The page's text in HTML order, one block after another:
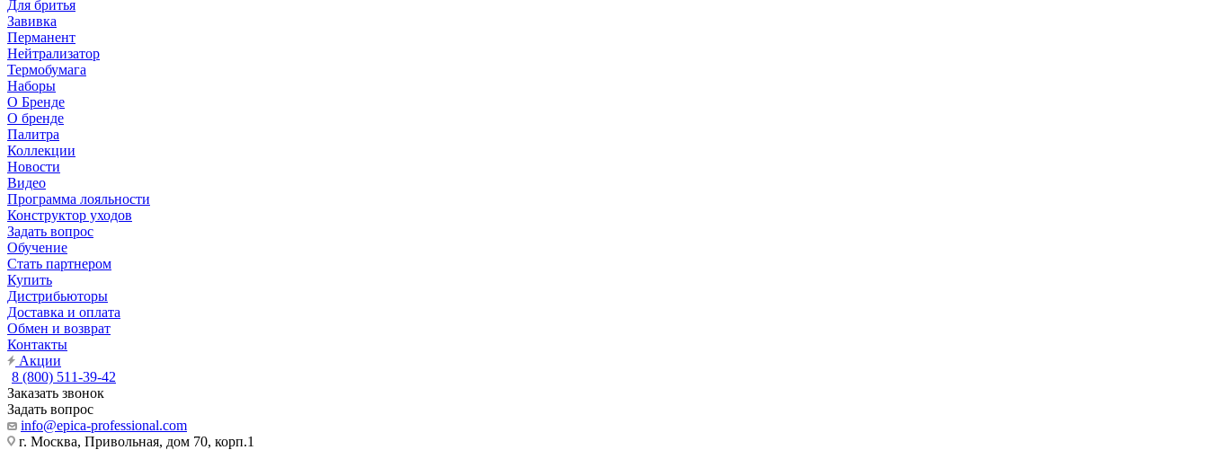
Для бритья
Завивка
Перманент
Нейтрализатор
Термобумага
Наборы
О Бренде
О бренде
Палитра
Коллекции
Новости
Видео
Программа лояльности
Конструктор уходов
Задать вопрос
Обучение
Стать партнером
Купить
Дистрибьюторы
Доставка и оплата
Обмен и возврат
Контакты
Акции
8 (800) 511-39-42
Заказать звонок
Задать вопрос
info@epica-professional.com
г. Москва, Привольная, дом 70, корп.1